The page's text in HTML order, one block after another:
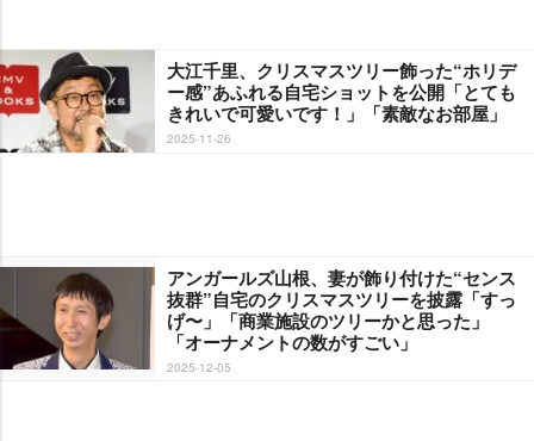
大江千里、クリスマスツリー飾った“ホリデ
ー感”あふれる自宅ショットを公開「とても
きれいで可愛いです！」「素敵なお部屋」
2025-11-26
アンガールズ山根、妻が飾り付けた“センス
抜群”自宅のクリスマスツリーを披露「すっ
げ〜」「商業施設のツリーかと思った」
「オーナメントの数がすごい」
2025-12-05